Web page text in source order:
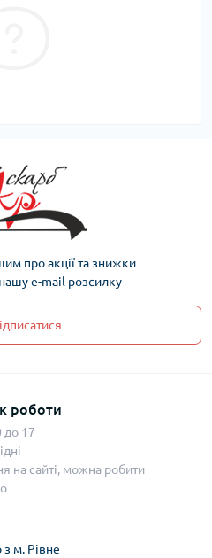
про акції та знижки
e-mail розсилку
роботи
до 17
на сайті, можна робити
м. Рівне